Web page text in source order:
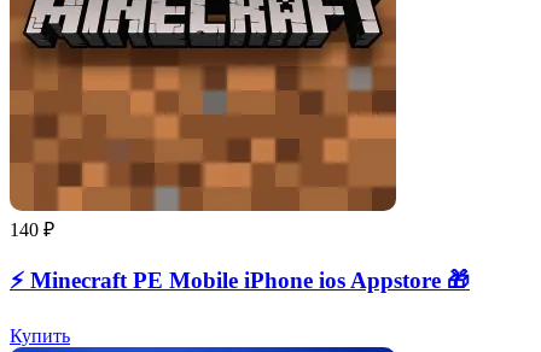
140 ₽
⚡️ Minecraft PE Mobile iPhone ios Appstore 🎁
Купить